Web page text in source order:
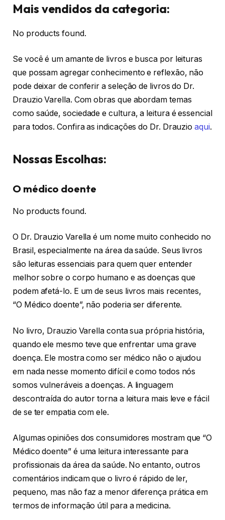
Mais vendidos da categoria:
No products found.
Se você é um amante de livros e busca por leituras
que possam agregar conhecimento e reflexão, não
pode deixar de conferir a seleção de livros do Dr.
Drauzio Varella. Com obras que abordam temas
como saúde, sociedade e cultura, a leitura é essencial
para todos. Confira as indicações do Dr. Drauzioaqui.
Nossas Escolhas:
O médico doente
No products found.
O Dr. Drauzio Varella é um nome muito conhecido no
Brasil, especialmente na área da saúde. Seus livros
são leituras essenciais para quem quer entender
melhor sobre o corpo humano e as doenças que
podem afetá-lo. E um de seus livros mais recentes,
“O Médico doente”, não poderia ser diferente.
No livro, Drauzio Varella conta sua própria história,
quando ele mesmo teve que enfrentar uma grave
doença. Ele mostra como ser médico não o ajudou
em nada nesse momento difícil e como todos nós
somos vulneráveis ​​a doenças. A linguagem
descontraída do autor torna a leitura mais leve e fácil
de se ter empatia com ele.
Algumas opiniões dos consumidores mostram que “O
Médico doente” é uma leitura interessante para
profissionais da área da saúde. No entanto, outros
comentários indicam que o livro é rápido de ler,
pequeno, mas não faz a menor diferença prática em
termos de informação útil para a medicina.